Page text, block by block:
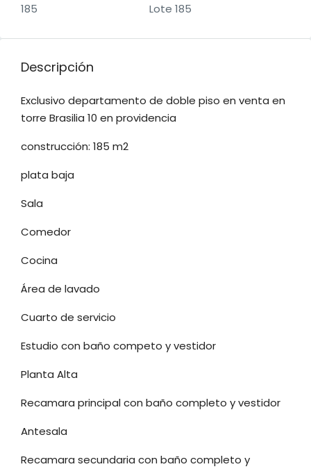
185 Lote 185
Descripción
Exclusivo departamento de doble piso en venta en
torre Brasilia 10 en providencia
construcción: 185 m2
plata baja
Sala
Comedor
Cocina
Área de lavado
Cuarto de servicio
Estudio con baño competo y vestidor
Planta Alta
Recamara principal con baño completo y vestidor
Antesala
Recamara secundaria con baño completo y